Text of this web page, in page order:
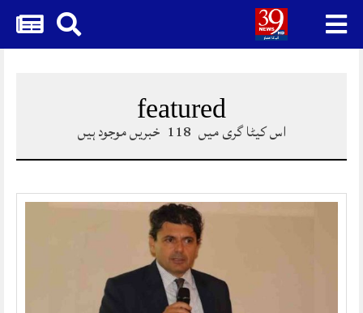
Skip
featured
اس کیٹا گری میں 118 خبریں موجود ہیں